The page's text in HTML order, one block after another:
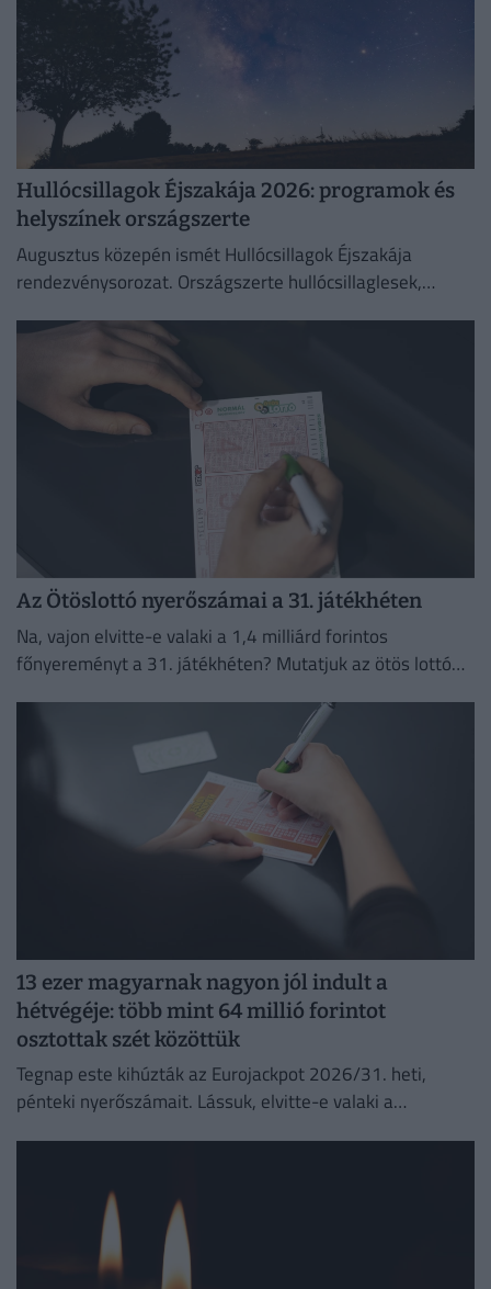
Hullócsillagok Éjszakája 2026: programok és
helyszínek országszerte
Augusztus közepén ismét Hullócsillagok Éjszakája
rendezvénysorozat. Országszerte hullócsillaglesek,
égbolt szerelmeseinek.
Az Ötöslottó nyerőszámai a 31. játékhéten
Na, vajon elvitte-e valaki a 1,4 milliárd forintos
főnyereményt a 31. játékhéten? Mutatjuk az ötös lottó
13 ezer magyarnak nagyon jól indult a
hétvégéje: több mint 64 millió forintot
osztottak szét közöttük
Tegnap este kihúzták az Eurojackpot 2026/31. heti,
pénteki nyerőszámait. Lássuk, elvitte-e valaki a